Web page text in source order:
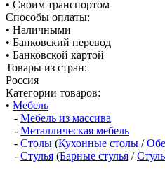
• Своим транспортом
Способы оплаты:
• Наличными
• Банковский перевод
• Банковской картой
Товары из стран:
Россия
Категории товаров:
• Мебель
- Мебель из массива
- Металлическая мебель
- Столы (Кухонные столы /
- Стулья (Барные стулья /